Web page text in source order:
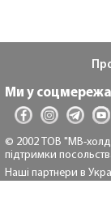
Ми у
© 2002 ТОВ "МВ-
підтримки
Наші партнери в